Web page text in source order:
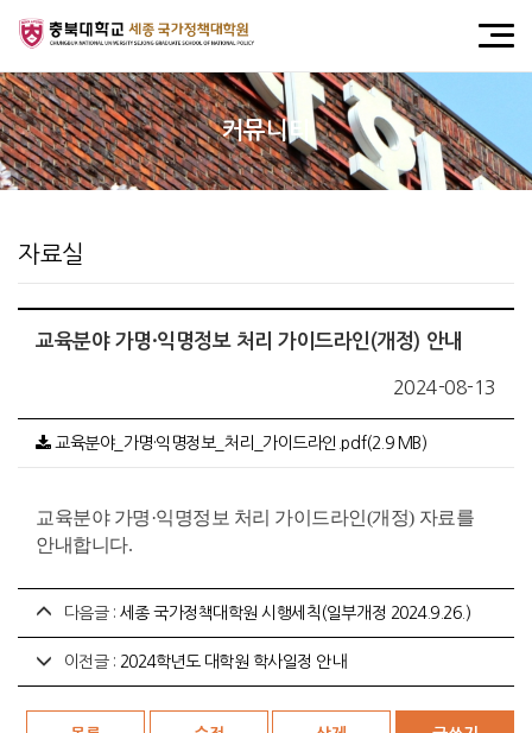
커뮤니티
자료실
교육분야 가명·익명정보 처리 가이드라인(개정) 안내
2024-08-13
교육분야_가명·익명정보_처리_가이드라인.pdf(2.9 MB)
교육분야 가명·익명정보 처리 가이드라인(개정) 자료를
안내합니다.
다음글 : 세종 국가정책대학원 시행세칙(일부개정 2024.9.26.)
이전글 : 2024학년도 대학원 학사일정 안내